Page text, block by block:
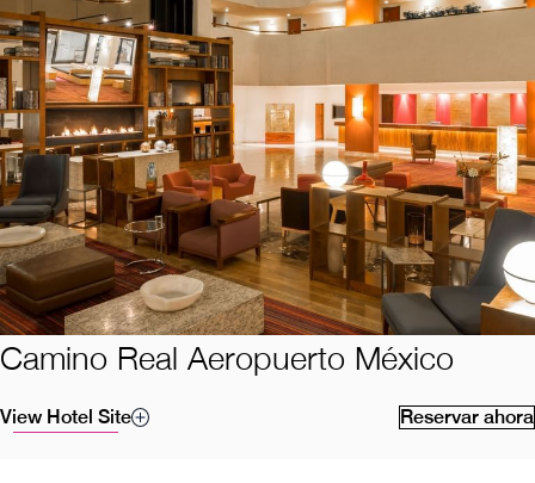
Camino Real Aeropuerto México
Reservar ahora
View Hotel Site